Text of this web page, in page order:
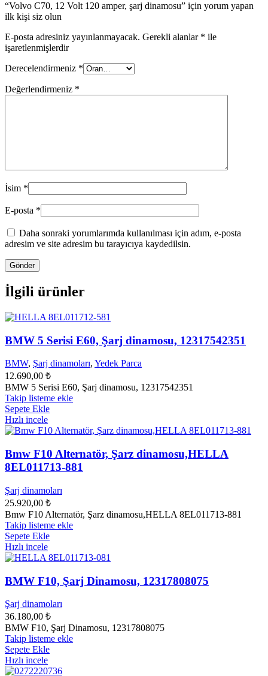
“Volvo C70, 12 Volt 120 amper, şarj dinamosu” için yorum yapan
ilk kişi siz olun
E-posta adresiniz yayınlanmayacak. Gerekli alanlar * ile
işaretlenmişlerdir
Derecelendirmeniz *
Değerlendirmeniz *
İsim *
E-posta *
Daha sonraki yorumlarımda kullanılması için adım, e-posta
adresim ve site adresim bu tarayıcıya kaydedilsin.
İlgili ürünler
BMW 5 Serisi E60, Şarj dinamosu, 12317542351
BMW, Şarj dinamoları, Yedek Parca
12.690,00 ₺
BMW 5 Serisi E60, Şarj dinamosu, 12317542351
Takip listeme ekle
Sepete Ekle
Hızlı incele
Bmw F10 Alternatör, Şarz dinamosu,HELLA
8EL011713-881
Şarj dinamoları
25.920,00 ₺
Bmw F10 Alternatör, Şarz dinamosu,HELLA 8EL011713-881
Takip listeme ekle
Sepete Ekle
Hızlı incele
BMW F10, Şarj Dinamosu, 12317808075
Şarj dinamoları
36.180,00 ₺
BMW F10, Şarj Dinamosu, 12317808075
Takip listeme ekle
Sepete Ekle
Hızlı incele